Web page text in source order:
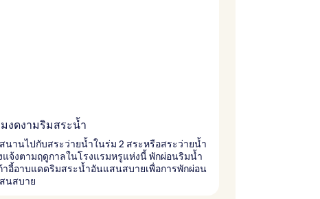
งดงามริมสระน้ำ
นานไปกับสระว่ายน้ำในร่ม 2 สระหรือสระว่ายน้ำ
แจ้งตามฤดูกาลในโรงแรมหรูแห่งนี้ พักผ่อนริมน้ำ
าอี้อาบแดดริมสระน้ำอันแสนสบายเพื่อการพักผ่อน
นสบาย